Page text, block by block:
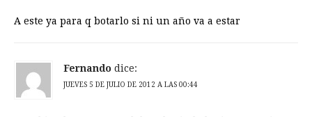
A este ya para q botarlo si ni un año va a estar
Fernando dice:
JUEVES 5 DE JULIO DE 2012 A LAS 00:44